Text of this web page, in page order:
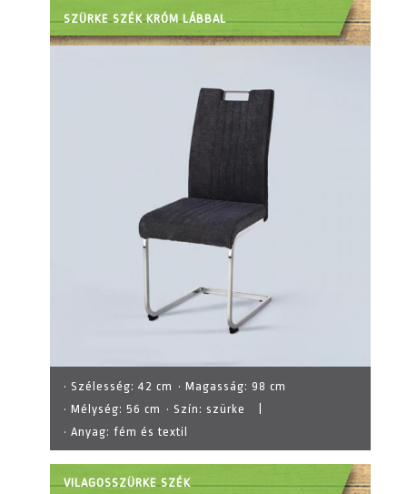
SZÜRKE SZÉK KRÓM LÁBBAL
· Szélesség:42 cm · Magasság: 98 cm
· Mélység: 56 cm · Szín: szürke
· Anyag: fém és textil
VILAGOSSZÜRKE SZÉK